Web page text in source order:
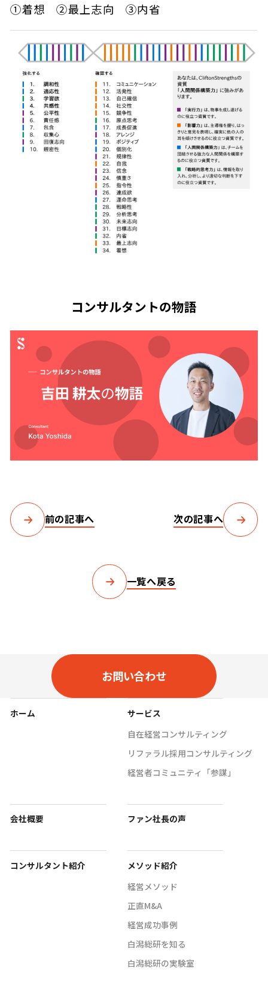
①着想 ②最上志向 ③内省
コンサルタントの物語
前の記事へ 次の記事へ
一覧へ戻る
お問い合わせ
ホーム
サービス
自在経営コンサルティング
リファラル採用コンサルティング
経営者コミュニティ「参謀」
会社概要 ファン社長の声
コンサルタント紹介
メソッド紹介
経営メソッド
正直M&A
経営成功事例
白潟総研を知る
白潟総研の実験室